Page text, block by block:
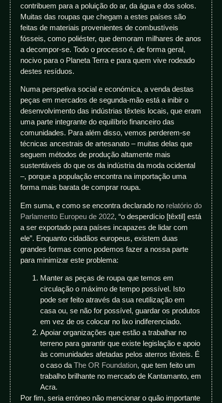
contribuem para a poluição do ar, da água e dos solos.
Muitas das roupas que chegam a estes países são
feitas de materiais provenientes de combustíveis
fósseis, como poliéster, que demoram milhares de anos
a decompor-se. Todo o processo é, de forma geral,
nocivo para o Planeta Terra e para quem vive rodeado
destes resíduos.
Numa perspetiva social e económica, a venda destas
peças em mercados de segunda-mão está a inibir o
desenvolvimento das indústrias têxteis locais, que eram
uma parte integrante do equilíbrio financeiro das
comunidades. Para além disso, vemos perderem-se
técnicas ancestrais de artesanato – muitas delas que
seguem métodos de produção altamente mais
sustentáveis do que os da indústria da moda ocidental
–, porque a população encontra na importação uma
forma mais barata de comprar roupa.
Em suma, e como se encontra declarado no relatório do
Parlamento Europeu de 2022, “o desperdício [têxtil] está
a ser exportado para países incapazes de lidar com
ele”. Enquanto cidadãos europeus, existem duas
grandes formas como podemos fazer a nossa parte
para minimizar este problema:
Manter as peças de roupa que temos em
circulação o máximo de tempo possível. Isto
pode ser feito através da sua reutilização em
casa ou, se não for possível, guardar os produtos
em vez de os colocar no lixo indiferenciado.
Apoiar organizações que estão a trabalhar no
terreno para garantir que existe legislação e apoio
às comunidades afetadas pelos aterros têxteis. É
o caso da The OR Foundation, que tem feito um
trabalho brilhante no mercado de Kantamanto, em
Acra.
Por fim, seria erróneo não mencionar o quão importante